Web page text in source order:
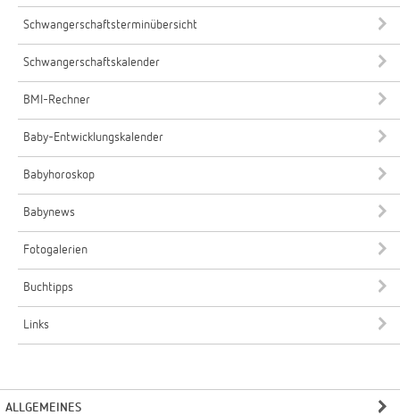
Schwangerschaftsterminübersicht
Schwangerschaftskalender
BMI-Rechner
Baby-Entwicklungskalender
Babyhoroskop
Babynews
Fotogalerien
Buchtipps
Links
ALLGEMEINES